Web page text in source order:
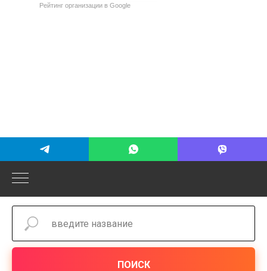
Рейтинг организации в Google
ПОИСК